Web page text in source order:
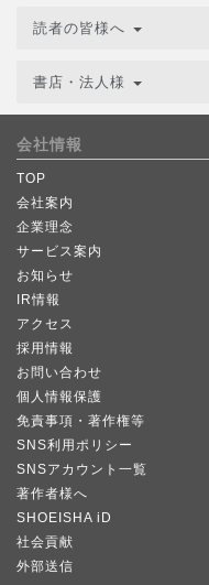
読者の皆様へ
書店・法人様
会社情報
TOP
会社案内
企業理念
サービス案内
お知らせ
IR情報
アクセス
採用情報
お問い合わせ
個人情報保護
免責事項・著作権等
SNS利用ポリシー
SNSアカウント一覧
著作者様へ
SHOEISHA iD
社会貢献
外部送信